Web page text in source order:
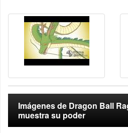
Imágenes de Dragon Ball
muestra su poder